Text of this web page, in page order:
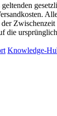
die
Knowledge-